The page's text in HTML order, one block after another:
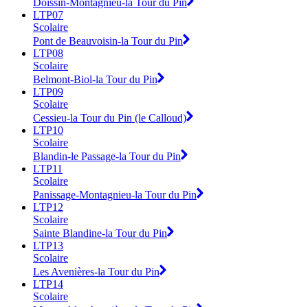
Doissin-Montagnieu-la Tour du Pin
LTP07
Scolaire
Pont de Beauvoisin-la Tour du Pin
LTP08
Scolaire
Belmont-Biol-la Tour du Pin
LTP09
Scolaire
Cessieu-la Tour du Pin (le Calloud)
LTP10
Scolaire
Blandin-le Passage-la Tour du Pin
LTP11
Scolaire
Panissage-Montagnieu-la Tour du Pin
LTP12
Scolaire
Sainte Blandine-la Tour du Pin
LTP13
Scolaire
Les Avenières-la Tour du Pin
LTP14
Scolaire